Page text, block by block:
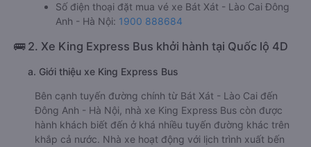
Số điện thoại đặt mua vé xe Bát Xát - Lào Cai Đông
Anh - Hà Nội: 1900 888684
🚌 2. Xe King Express Bus khởi hành tại Quốc lộ 4D
a. Giới thiệu xe King Express Bus
Bên cạnh tuyến đường chính từ Bát Xát - Lào Cai đến
Đông Anh - Hà Nội, nhà xe King Express Bus còn được
hành khách biết đến ở khá nhiều tuyến đường khác trên
khắp cả nước. Nhà xe hoạt động với lịch trình xuất bến